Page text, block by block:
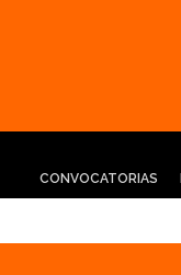
CONVOCATORIAS